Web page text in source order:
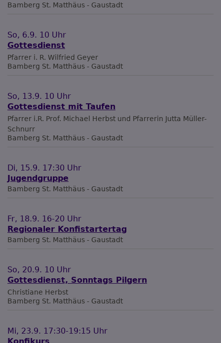
Bamberg St. Matthäus - Gaustadt
So, 6.9. 10 Uhr
Gottesdienst
Pfarrer i. R. Wilfried Geyer
Bamberg St. Matthäus - Gaustadt
So, 13.9. 10 Uhr
Gottesdienst mit Taufen
Pfarrer i.R. Prof. Michael Herbst und Pfarrerin Jutta Müller-
Schnurr
Bamberg St. Matthäus - Gaustadt
Di, 15.9. 17:30 Uhr
Jugendgruppe
Bamberg St. Matthäus - Gaustadt
Fr, 18.9. 16-20 Uhr
Regionaler Konfistartertag
Bamberg St. Matthäus - Gaustadt
So, 20.9. 10 Uhr
Gottesdienst, Sonntags Pilgern
Christiane Herbst
Bamberg St. Matthäus - Gaustadt
Mi, 23.9. 17:30-19:15 Uhr
Konfikurs